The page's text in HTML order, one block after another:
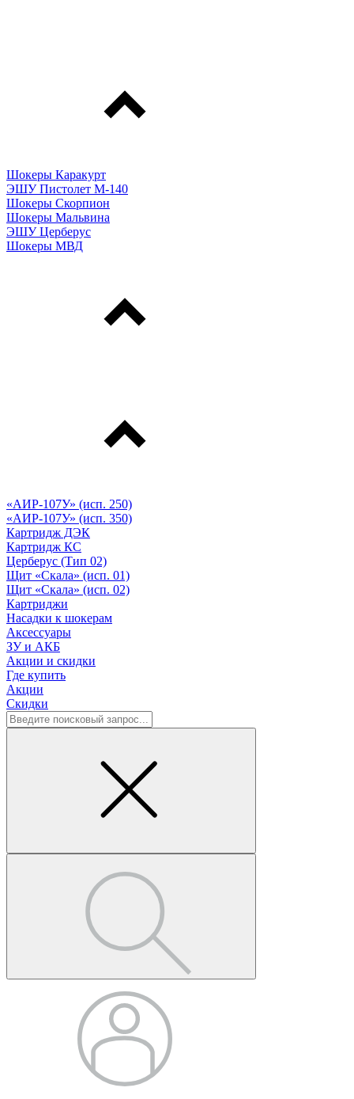
Шокеры Каракурт
ЭШУ Пистолет М-140
Шокеры Скорпион
Шокеры Мальвина
ЭШУ Церберус
Шокеры МВД
«АИР-107У» (исп. 250)
«АИР-107У» (исп. 350)
Картридж ДЭК
Картридж КС
Церберус (Тип 02)
Щит «Скала» (исп. 01)
Щит «Скала» (исп. 02)
Картриджи
Насадки к шокерам
Аксессуары
ЗУ и АКБ
Акции и скидки
Где купить
Акции
Скидки